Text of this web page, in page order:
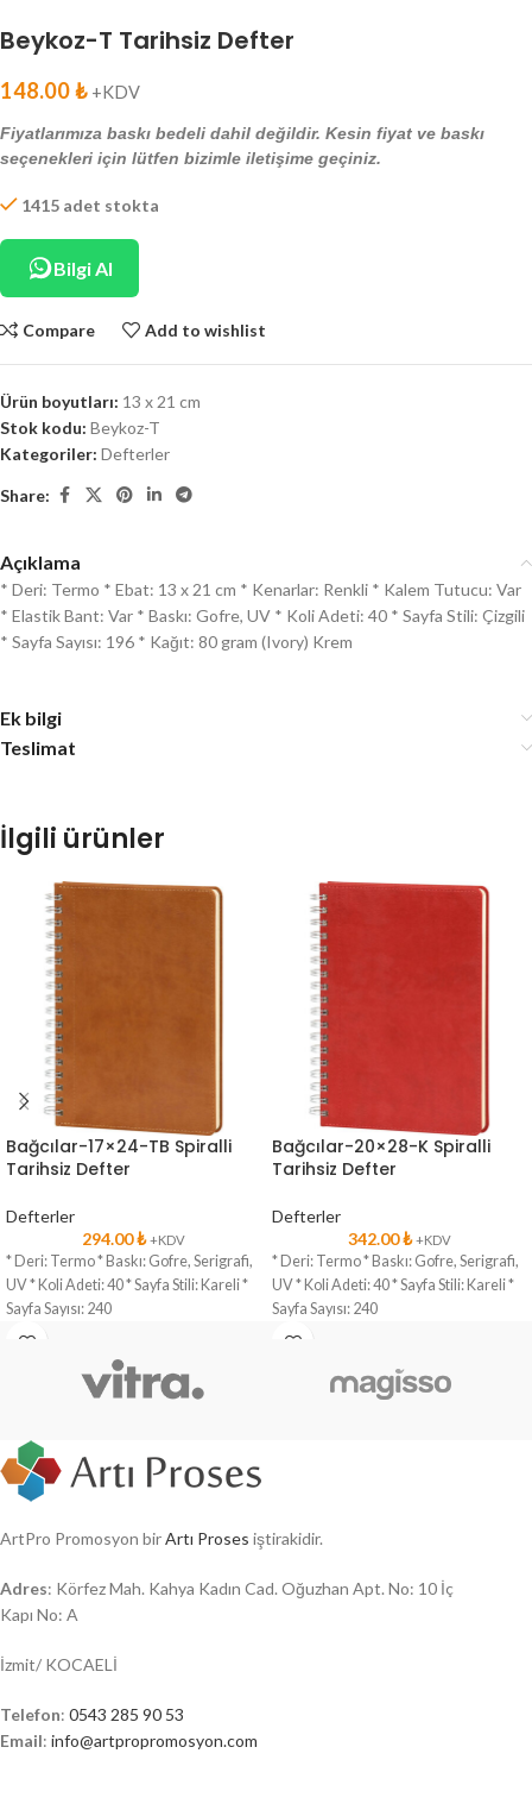
Beykoz-T Tarihsiz Defter
148.00₺ +KDV
Fiyatlarımıza baskı bedeli dahil değildir. Kesin fiyat ve baskı
seçenekleri için lütfen bizimle iletişime geçiniz.
1415 adet stokta
Bilgi Al
Compare Add to wishlist
Ürün boyutları: 13 x 21 cm
Stok kodu: Beykoz-T
Kategoriler: Defterler
Share:
Açıklama
* Deri: Termo * Ebat: 13 x 21 cm * Kenarlar: Renkli * Kalem Tutucu: Var
* Elastik Bant: Var * Baskı: Gofre, UV * Koli Adeti: 40 * Sayfa Stili: Çizgili
* Sayfa Sayısı: 196 * Kağıt: 80 gram (Ivory) Krem
Ek bilgi
Teslimat
İlgili ürünler
Bağcılar-17×24-TB Spiralli
Tarihsiz Defter
Defterler
294.00₺ +KDV
* Deri: Termo * Baskı: Gofre, Serigrafi,
UV * Koli Adeti: 40 * Sayfa Stili: Kareli *
Sayfa Sayısı: 240
Bağcılar-20×28-K Spiralli
Tarihsiz Defter
Defterler
342.00₺ +KDV
* Deri: Termo * Baskı: Gofre, Serigrafi,
UV * Koli Adeti: 40 * Sayfa Stili: Kareli *
Sayfa Sayısı: 240
ArtPro Promosyon birArtı Proses iştirakidir.
Adres: Körfez Mah. Kahya Kadın Cad. Oğuzhan Apt. No: 10 İç
Kapı No: A
İzmit/ KOCAELİ
Telefon: 0543 285 90 53
Email: info@artpropromosyon.com